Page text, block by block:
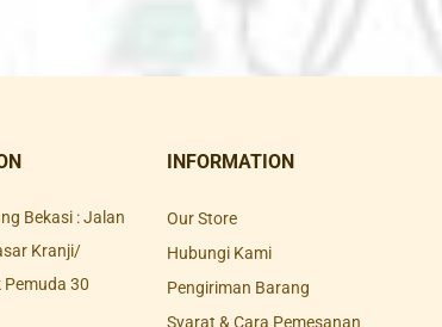
Bekasi : Jalan
Kranji/
30
INFORMATION
Our Store
Hubungi Kami
Pengiriman Barang
Syarat & Cara Pemesanan